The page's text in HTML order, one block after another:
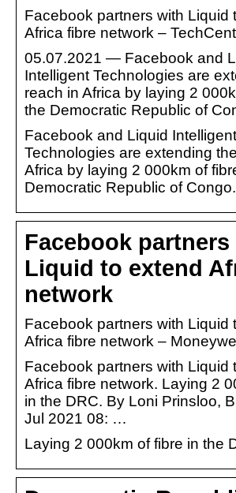
Facebook partners with Liquid
Africa fibre network –
05.07.2021 — Facebook and
Intelligent Technologies are
reach in Africa by laying 2
the Democratic Republic of
Facebook and Liquid Intelligent
Technologies are extending
Africa by laying 2 000km of
Democratic Republic of Congo.
Facebook
Liquid to extend
network
Facebook partners with Liquid
Africa fibre network –
Facebook partners with Liquid
Africa fibre network. Laying 2
in the DRC. By Loni Prinsloo,
Jul 2021 08: …
Laying 2 000km of fibre in the